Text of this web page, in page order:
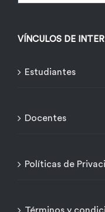
VÍNCULOS DE
Estudiantes
Docentes
Políticas de